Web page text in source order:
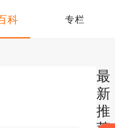
科 专栏
最
新
推